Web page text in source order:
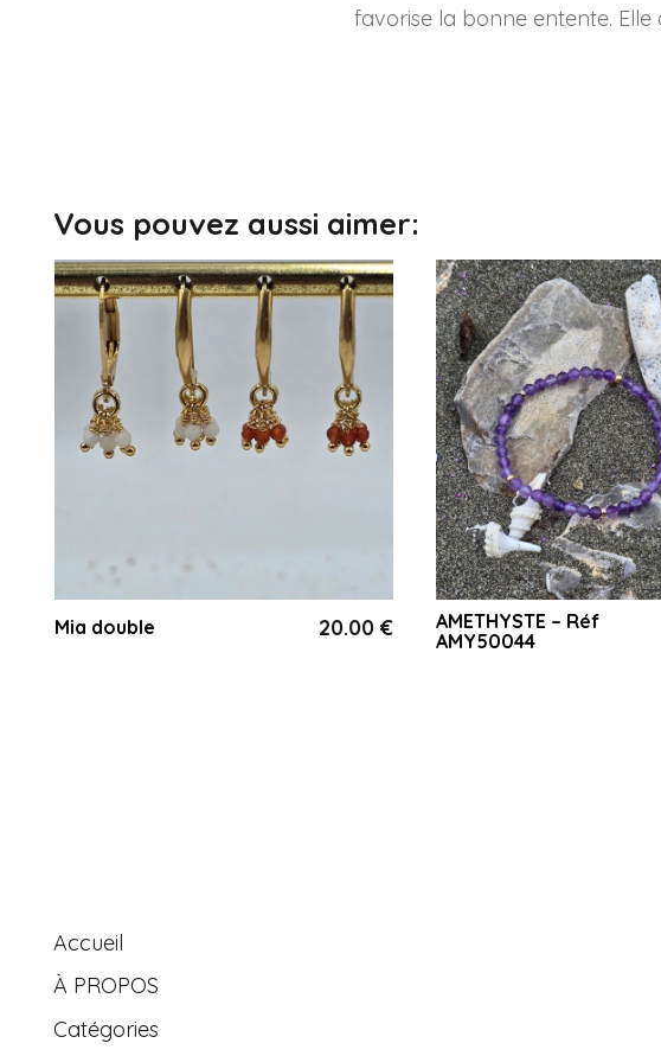
favorise la bonne entente. Elle
Vous pouvez aussi aimer:
Mia double 20.00 €
AMETHYSTE – Réf
AMY50044
Accueil
À PROPOS
Catégories